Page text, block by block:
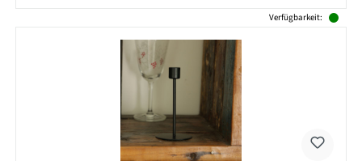
Verfügbarkeit: